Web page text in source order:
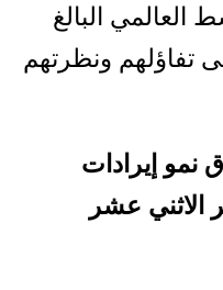
العالمي البالغ
تفاؤلهم ونظرتهم
نمو إيرادات
عشر